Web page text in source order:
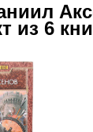
из 6